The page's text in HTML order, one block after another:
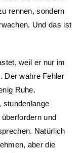
rennen, sondern
Und das ist
weil er nur im
Der wahre Fehler
Ruhe.
stundenlange
und
Natürlich
aber die